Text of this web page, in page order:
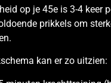
op je 45e is 3-4 keer
prikkels om
kan er zo uitzien: